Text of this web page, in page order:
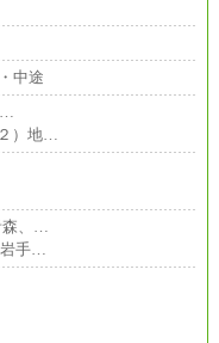
中途
）地…
森、…
岩手…